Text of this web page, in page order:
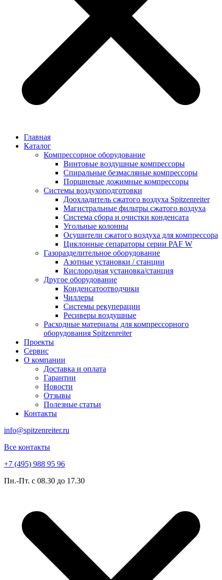
Главная
Каталог
Компрессорное оборудование
Винтовые воздушные компрессоры
Спиральные безмасляные компрессоры
Поршневые дожимные компрессоры
Системы воздухоподготовки
Доохладитель сжатого воздуха Spitzenreiter
Магистральные фильтры сжатого воздуха
Система сбора и очистки конденсата
Угольные колонны
Осушители сжатого воздуха для компрессора
Циклонные сепараторы серии PAF W
Газоразделительное оборудование
Азотные установки / станции
Кислородная установка/станция
Другое оборудование
Конденсатоотводчики
Чиллеры
Системы рекуперации
Ресиверы воздушные
Расходные материалы для компрессорного
оборудования Spitzenreiter
Проекты
Сервис
О компании
Доставка и оплата
Гарантии
Новости
Отзывы
Полезные статьи
Контакты
info@spitzenreiter.ru
Все контакты
+7 (495) 988 95 96
Пн.-Пт. с 08.30 до 17.30